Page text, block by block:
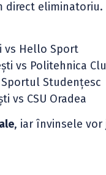
direct eliminatoriu.
vs Hello Sport
vs Politehnica
Sportul Studențesc
vs CSU Oradea
, iar învinsele